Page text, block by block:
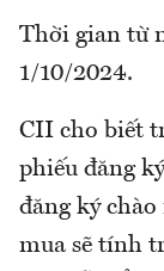
Thời gian từ
1/10/2024.
CII cho biết
phiếu đăng
đăng ký
mua sẽ tính